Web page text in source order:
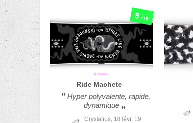
Ride Machete
Hyper polyvalente, rapide,
dynamique
Crystalius, 18 févr. 19
8/10